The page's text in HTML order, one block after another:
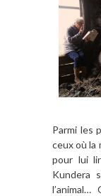
Parmi les
ceux où la
pour lui
Kundera